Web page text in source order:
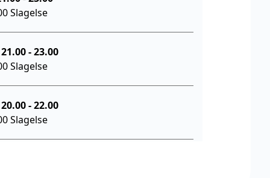
Slagelse
Mandag d. 19. oktober 21.00-23.00
Slagelse
Mandag d. 26. oktober 20.00-22.00
Slagelse